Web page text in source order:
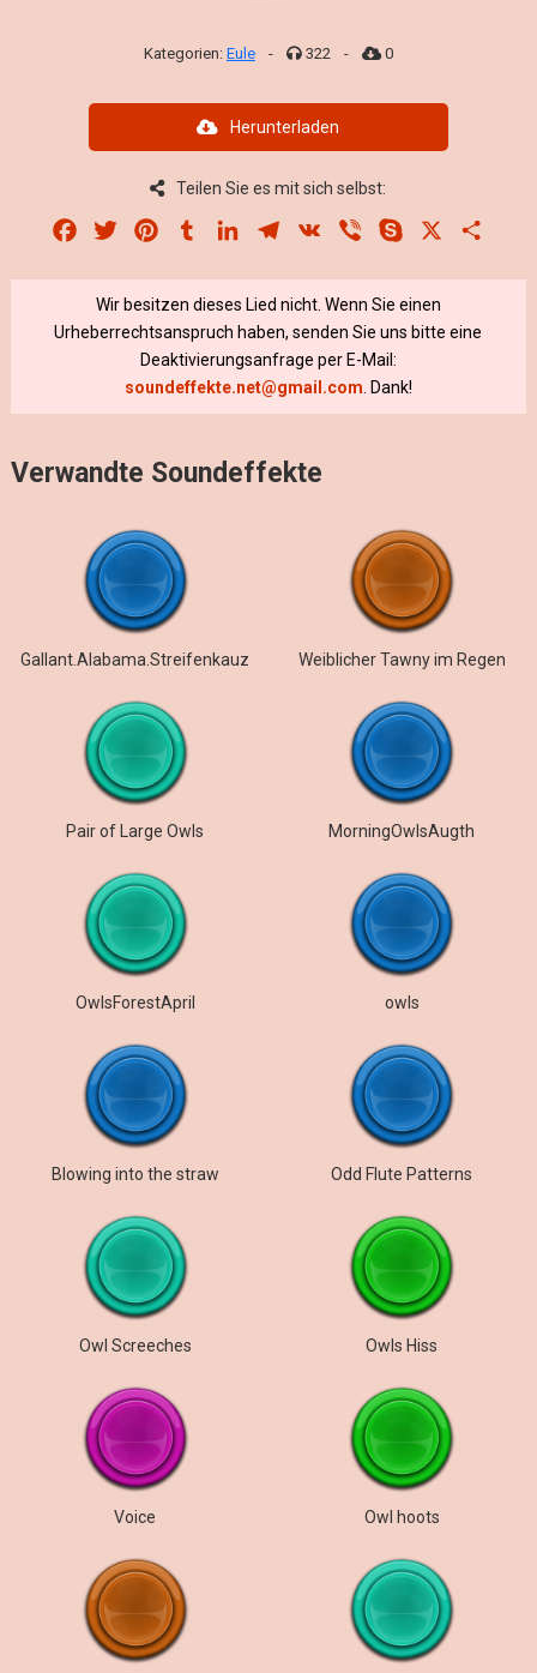
Kategorien: Eule - 322 - 0
Herunterladen
Teilen Sie es mit sich selbst:
Facebook
Twitter PinterestTumblrLinkedInTelegram
VK Viber Skype
Wir besitzen dieses Lied nicht. Wenn Sie einen
Urheberrechtsanspruch haben, senden Sie uns bitte eine
Deaktivierungsanfrage per E-Mail:
soundeffekte.net@gmail.com . Dank!
Verwandte Soundeffekte
Gallant.Alabama.Streifenkauz Weiblicher Tawny im Regen
Pair of Large Owls MorningOwlsAugth
OwlsForestApril owls
Blowing into the straw Odd Flute Patterns
Owl Screeches Owls Hiss
Voice Owl hoots